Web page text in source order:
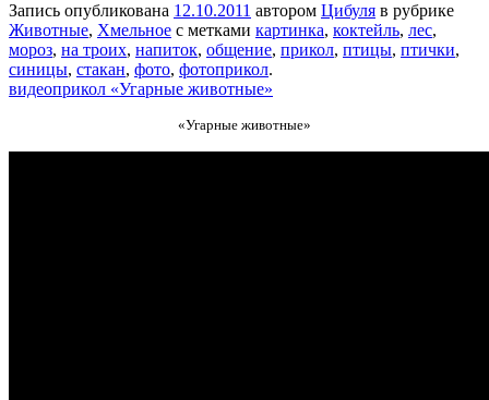
Запись опубликована 12.10.2011 автором Цибуля в рубрике
Животные, Хмельное с метками картинка, коктейль, лес,
мороз, на троих, напиток, общение, прикол, птицы, птички,
синицы, стакан, фото, фотоприкол.
видеоприкол «Угарные животные»
«Угарные животные»